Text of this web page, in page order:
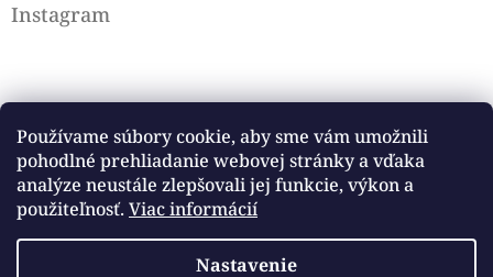
Používame súbory cookie, aby sme vám umožnili
pohodlné prehliadanie webovej stránky a vďaka
analýze neustále zlepšovali jej funkcie, výkon a
použiteľnosť. Viac informácií
Nastavenie
Instagram
Sledovať na Instagrame
Facebook